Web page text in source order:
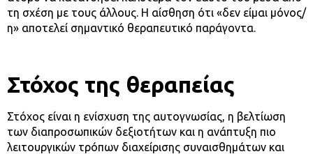
τη σχέση με τους άλλους. Η αίσθηση ότι «δεν είμαι μόνος/
η» αποτελεί σημαντικό θεραπευτικό παράγοντα.
Στόχος της θεραπείας
Στόχος είναι η ενίσχυση της αυτογνωσίας, η βελτίωση
των διαπροσωπικών δεξιοτήτων και η ανάπτυξη πιο
λειτουργικών τρόπων διαχείρισης συναισθημάτων και